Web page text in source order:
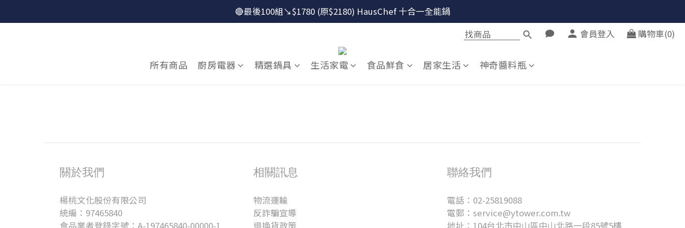
🔴最後100組↘$1780 (原$2180) HausChef 十合一全能鍋
🔴最後100組↘$1780 (原$2180) HausChef 十合一全能鍋
🔥燕三條．職人手工🔥日本Arnest 武 Rn 輕量雙口鐵炒鍋
會員登入 購物車(0)
所有商品 廚房電器 精選鍋具 生活家電 食品鮮食 居家生活 神奇醬料瓶
關於我們
楊桃文化股份有限公司
統編：97465840
食品業者登錄字號：A-197465840-00000-1
相關訊息
物流運輸
反詐騙宣導
退換貨政策
聯絡我們
電話：02-25819088
電郵：service@ytower.com.tw
地址：104台北市中山區中山北路一段85號5樓